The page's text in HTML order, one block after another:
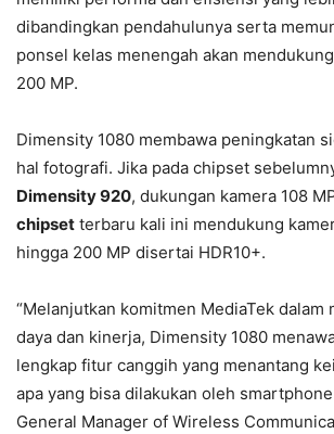
dibandingkan pendahulunya serta
ponsel kelas menengah akan
200 MP.
Dimensity 1080 membawa peningkatan
hal fotografi. Jika pada chipset
Dimensity 920, dukungan kamera 108
chipset terbaru kali ini mendukung
hingga 200 MP disertai HDR10+.
“Melanjutkan komitmen MediaTek dalam
daya dan kinerja, Dimensity 1080
lengkap fitur canggih yang menantang
apa yang bisa dilakukan oleh
General Manager of Wireless